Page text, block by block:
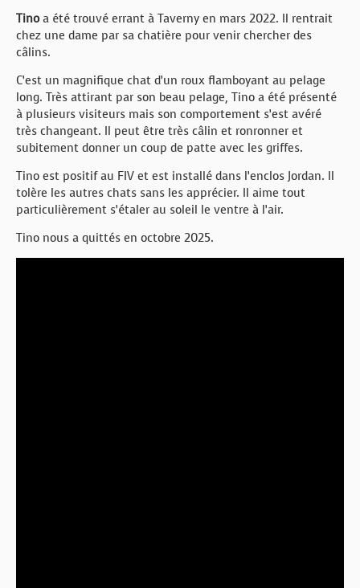
Tinoa été trouvé errant à Taverny en mars 2022. Il rentrait
chez une dame par sa chatière pour venir chercher des
câlins.
C’est un magnifique chat d’un roux flamboyant au pelage
long. Très attirant par son beau pelage, Tino a été présenté
à plusieurs visiteurs mais son comportement s’est avéré
très changeant. Il peut être très câlin et ronronner et
subitement donner un coup de patte avec les griffes.
Tino est positif au FIV et est installé dans l’enclos Jordan. Il
tolère les autres chats sans les apprécier. Il aime tout
particulièrement s’étaler au soleil le ventre à l’air.
Tino nous a quittés en octobre 2025.